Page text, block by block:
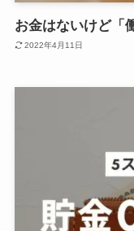
お金はないけど「
2022年4月11日